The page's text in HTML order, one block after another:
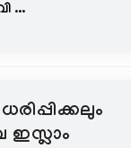
...
ഇസ്ലാം